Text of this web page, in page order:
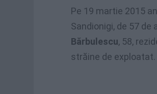
Pe 19 martie 2015
Sandionigi, de 57 de
Bărbulescu, 58,
străine de exploatat.